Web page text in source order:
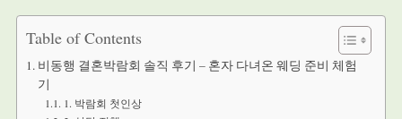
Table of Contents
비동행 결혼박람회 솔직 후기 – 혼자 다녀온 웨딩 준비 체험
기
1. 박람회 첫인상